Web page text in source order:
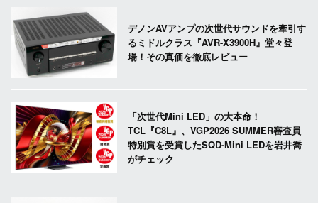
デノンAVアンプの次世代サウンドを牽引す
るミドルクラス『AVR-X3900H』堂々登
場！その真価を徹底レビュー
「次世代Mini LED」の大本命！
TCL『C8L』、VGP2026 SUMMER審査員
特別賞を受賞したSQD-Mini LEDを岩井喬
がチェック